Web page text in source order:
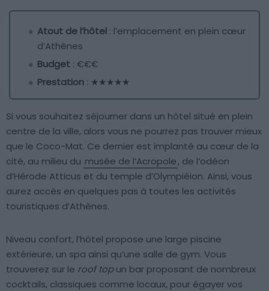
Atout de l’hôtel : l’emplacement en plein cœur
d’Athènes
Budget : €€€
Prestation : ★★★★★
Si vous souhaitez séjourner dans un hôtel situé en plein
centre de la ville, alors vous ne pourrez pas trouver mieux
que le Coco-Mat. Ce dernier est implanté au cœur de la
cité, au milieu du musée de l’Acropole, de l’odéon
d’Hérode Atticus et du temple d’Olympiéion. Ainsi, vous
aurez accès en quelques pas à toutes les activités
touristiques d’Athènes.
Niveau confort, l’hôtel propose une large piscine
extérieure, un spa ainsi qu’une salle de gym. Vous
trouverez sur le roof topun bar proposant de nombreux
cocktails, classiques comme locaux, pour égayer vos